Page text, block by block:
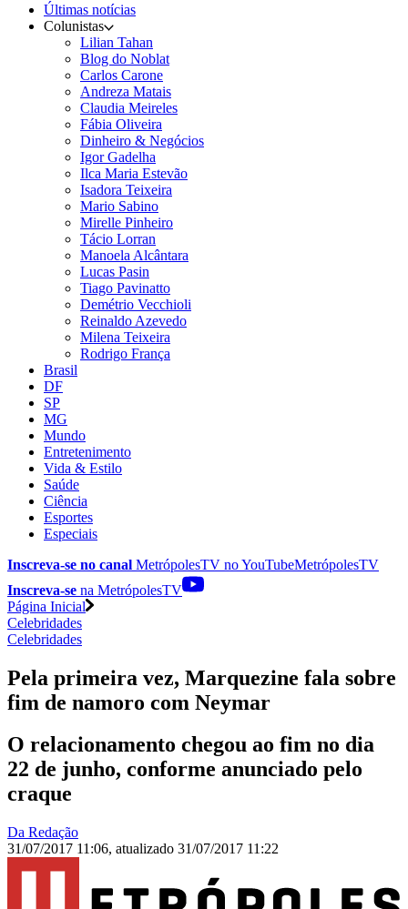
Últimas notícias
Colunistas
Lilian Tahan
Blog do Noblat
Carlos Carone
Andreza Matais
Claudia Meireles
Fábia Oliveira
Dinheiro & Negócios
Igor Gadelha
Ilca Maria Estevão
Isadora Teixeira
Mario Sabino
Mirelle Pinheiro
Tácio Lorran
Manoela Alcântara
Lucas Pasin
Tiago Pavinatto
Demétrio Vecchioli
Reinaldo Azevedo
Milena Teixeira
Rodrigo França
Brasil
DF
SP
MG
Mundo
Entretenimento
Vida & Estilo
Saúde
Ciência
Esportes
Especiais
Inscreva-se no canal MetrópolesTV noYouTubeMetrópolesTV
Inscreva-se na MetrópolesTV
Página Inicial
Celebridades
Celebridades
Pela primeira vez, Marquezine fala sobre
fim de namoro com Neymar
O relacionamento chegou ao fim no dia
22 de junho, conforme anunciado pelo
craque
Da Redação
31/07/2017 11:06, atualizado 31/07/2017 11:22